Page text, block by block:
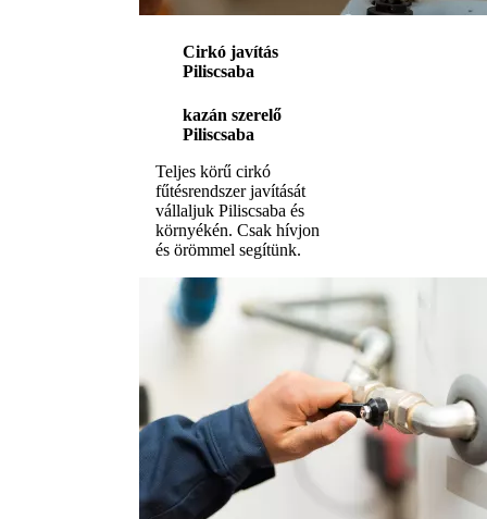
Cirkó javítás
Piliscsaba
kazán szerelő
Piliscsaba
Teljes körű cirkó
fűtésrendszer javítását
vállaljuk Piliscsaba és
környékén. Csak hívjon
és örömmel segítünk.